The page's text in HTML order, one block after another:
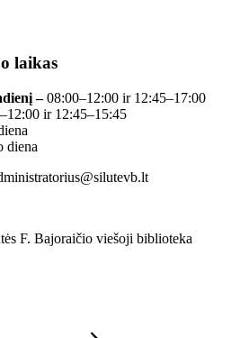
laikas
–08:00–12:00 ir 12:45–17:00
ir 12:45–15:45
diena
F. Bajoraičio viešoji biblioteka